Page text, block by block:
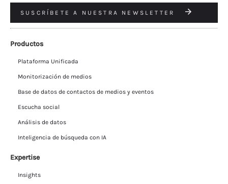
SUSCRÍBETE A NUESTRA NEWSLETTER
Productos
Plataforma Unificada
Monitorización de medios
Base de datos de contactos de medios y eventos
Escucha social
Análisis de datos
Inteligencia de búsqueda con IA
Expertise
Insights